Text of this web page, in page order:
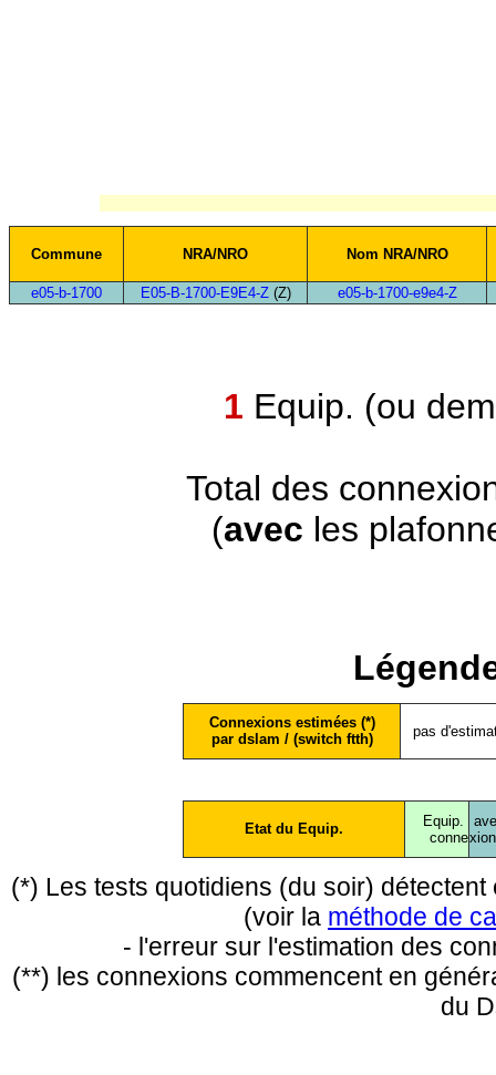
Commune NRA/NRO Nom NRA/NRO
e05-b-1700 E05-B-1700-E9E4-Z(Z) e05-b-1700-e9e4-Z
1 Equip. (ou
Total des
(avec les
Connexions estimées (*)
par dslam / (switch ftth)
pas
Etat du Equip.
Equip.
conne
(*) Les tests quotidiens (du soir)
(voir la méthode de
- l'erreur sur l'estimation des
(**) les connexions commencent en
du